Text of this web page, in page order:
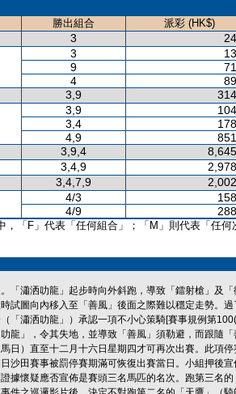
勝出組合
派彩 (HK$)
3
3
9
4
3,9
3,9
3,4
4,9
3,9,4
3,4,9
3,4,7,9
4/3
4/9
，「F」代表「任何組合」；「M」則代表「任何
。「瀟洒叻龍」起步時向外斜跑，導致「鐳射槍」及
試圖向內移入至「善風」後面之際難以穩定走勢。
「瀟洒叻龍」）承認一項不小心策騎[賽事規例第
龍」，令其失地，並導致「善風」須勒避，而跟隨
日）直至十二月十六日星期四才可再次出賽。此項
沙田賽事被罰停賽期滿可恢復出賽當日。小組押後
據懷疑應否宣佈是賽頭三名馬匹的名次。跑第三名